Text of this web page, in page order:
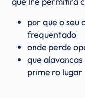
por que o seu
frequentado
onde perde
que
primeiro lugar